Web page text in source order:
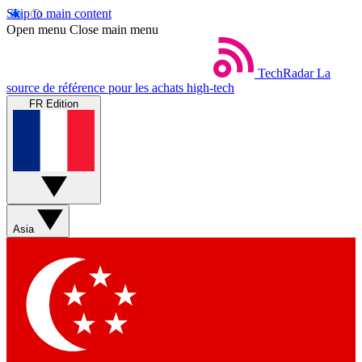
Skip to main content
Open menu Close main menu
TechRadar La
source de référence pour les achats high-tech
FR Edition
Asia